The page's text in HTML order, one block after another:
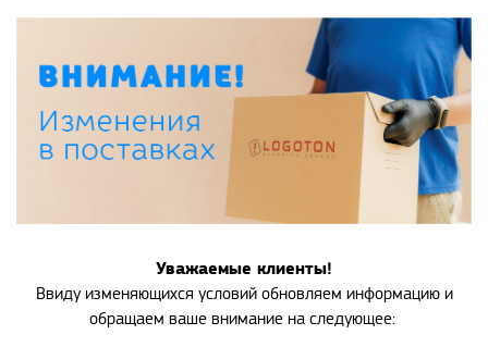
Уважаемые клиенты!
Ввиду изменяющихся условий обновляем информацию и
обращаем ваше внимание на следующее: